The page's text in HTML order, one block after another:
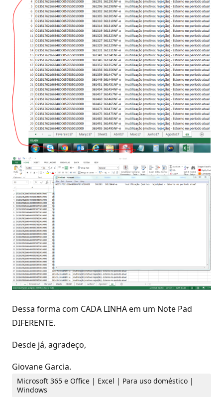
Dessa forma com CADA LINHA em um Note Pad
DIFERENTE.
Desde já, agradeço,
Giovane Garcia.
Microsoft 365 e Office | Excel | Para uso doméstico |
Windows